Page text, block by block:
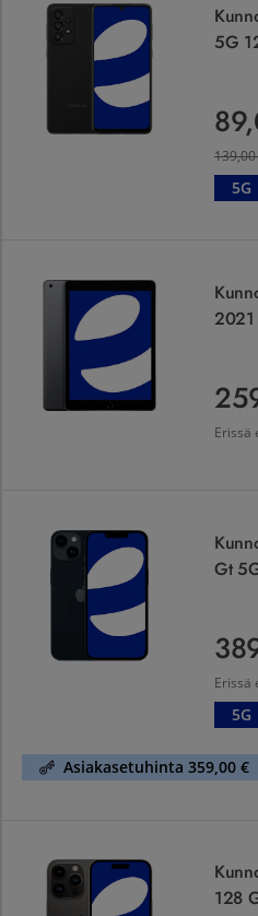
5G
Ennen
139,00
5G
Erissä
Gt
Erissä
5G
Asiakasetuhinta 359,00 €
128